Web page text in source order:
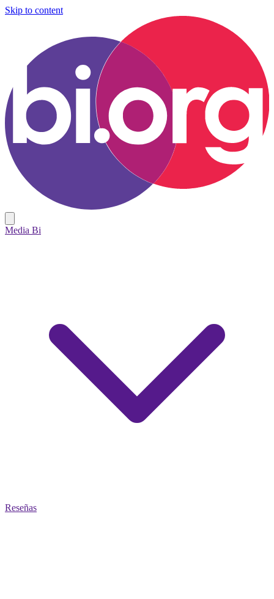
Skip to content
Media Bi
Reseñas